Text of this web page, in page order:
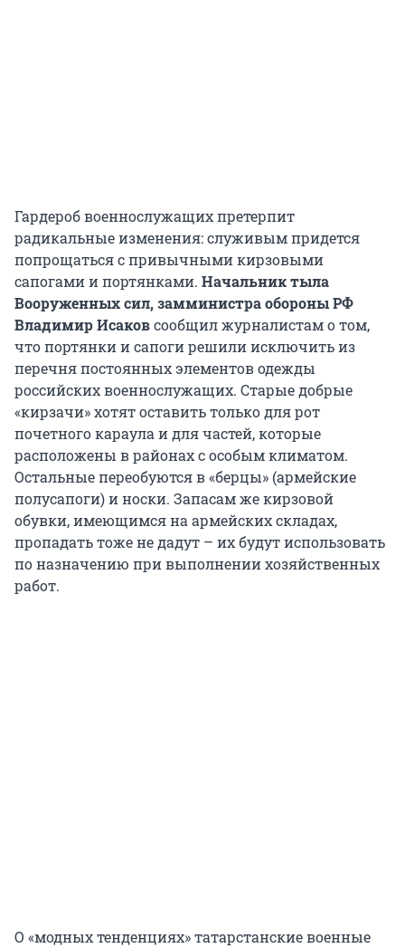
Гардероб военнослужащих претерпит
радикальные изменения: служивым придется
попрощаться с привычными кирзовыми
сапогами и портянками. Начальник тыла
Вооруженных сил, замминистра обороны РФ
Владимир Исаковсообщил журналистам о том,
что портянки и сапоги решили исключить из
перечня постоянных элементов одежды
российских военнослужащих. Старые добрые
«кирзачи» хотят оставить только для рот
почетного караула и для частей, которые
расположены в районах с особым климатом.
Остальные переобуются в «берцы» (армейские
полусапоги) и носки. Запасам же кирзовой
обувки, имеющимся на армейских складах,
пропадать тоже не дадут – их будут использовать
по назначению при выполнении хозяйственных
работ.
О «модных тенденциях» татарстанские военные